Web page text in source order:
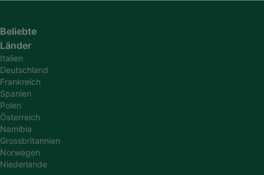
Beliebte
Länder
Italien
Deutschland
Frankreich
Spanien
Polen
Österreich
Namibia
Grossbritannien
Norwegen
Niederlande